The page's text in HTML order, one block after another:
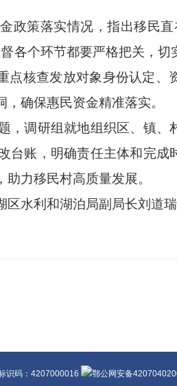
政策落实情况，指出移民
各个环节都要严格把关，
点核查发放对象身份认定
确保惠民资金精准落实。
，调研组就地组织区、镇
台账，明确责任主体和完
力移民村高质量发展。
水利和湖泊局副局长刘道瑞
识码：4207000016
鄂公网安备